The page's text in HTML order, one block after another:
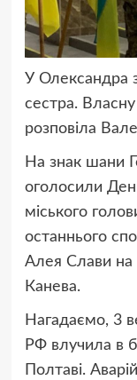
У Олександра
сестра.
розповіла
На знак шани
оголосили
міського
останнього
Алея Слави на
Канева.
Нагадаємо, 3
РФ влучила в
Полтаві.